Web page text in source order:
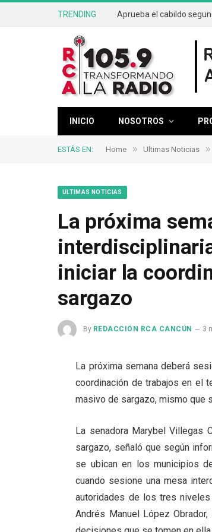
TRENDING
INICIO NOSOTROS
ESTÁS EN: Home » Ultimas Noticias »
ULTIMAS NOTICIAS
La próxima
iniciar la
sargazo
By REDACCIÓN RCA CANCÚN 3
La próxima semana deberá
coordinación de trabajos en el
masivo de sargazo, mismo que
La senadora Marybel Villegas
sargazo, señaló que según
se ubican en los municipios
cuando sesione una mesa
autoridades de los tres
Andrés Manuel López